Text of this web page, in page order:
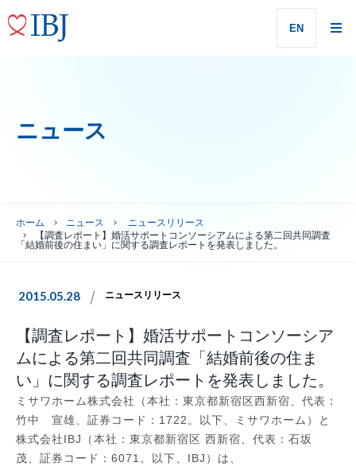
EN
ニュース
ホーム ニュース
ニュースリリース
【調査レポート】婚活サポートコンソーシアムによる第二回共同調査
「結婚前後の住まい」に関する調査レポートを発表しました。
2015.05.28 ニュースリリース
【調査レポート】婚活サポートコンソーシア
ムによる第二回共同調査「結婚前後の住ま
い」に関する調査レポートを発表しました。
ミサワホーム株式会社（本社：東京都新宿区西新宿、代表：
竹中 宣雄、証券コード：1722。以下、ミサワホーム）と
株式会社IBJ（本社：東京都新宿区 西新宿、代表：石坂
茂、証券コード：6071。以下、IBJ）は、